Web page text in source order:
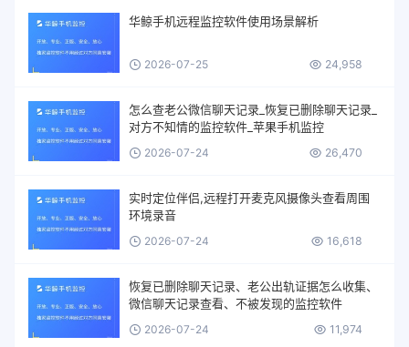
华鲸手机远程监控软件使用场景解析
2026-07-25 24,958
怎么查老公微信聊天记录_恢复已删除聊天记录_
对方不知情的监控软件_苹果手机监控
2026-07-24 26,470
实时定位伴侣,远程打开麦克风摄像头查看周围
环境录音
2026-07-24 16,618
恢复已删除聊天记录、老公出轨证据怎么收集、
微信聊天记录查看、不被发现的监控软件
2026-07-24 11,974